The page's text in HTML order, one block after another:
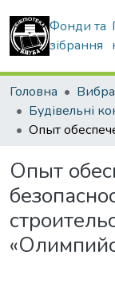
Фонди та
зібрання
Головна
Будівельні
Опыт